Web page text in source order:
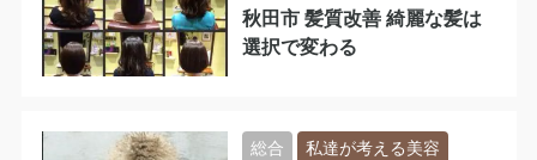
秋田市 髪質改善 綺麗な髪は
選択で変わる
総合 私達が考える美容